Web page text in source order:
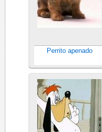
Perrito apenado